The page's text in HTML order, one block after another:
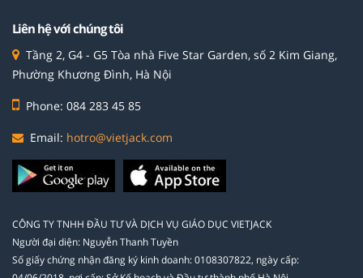
Liên hệ với chúng tôi
Tầng 2, G4 - G5 Tòa nhà Five Star Garden, số 2 Kim Giang,
Phường Khương Đình, Hà Nội
Phone: 084 283 45 85
Email: hotro@vietjack.com
CÔNG TY TNHH ĐẦU TƯ VÀ DỊCH VỤ GIÁO DỤC VIETJACK
Người đại diện: Nguyễn Thanh Tuyền
Số giấy chứng nhận đăng ký kinh doanh: 0108307822, ngày cấp: